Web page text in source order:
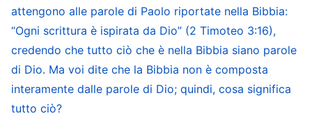
terra dopo Noè, tutto ciò che viene riportato
nell’Antico Testamento riguarda il lavoro svolto in
Israele. Come mai non vi è documentata alcuna
opera al di fuori di Israele? Perché questa terra è
la culla del genere umano. In principio, non
attengono alle parole di Paolo riportate nella Bibbia:
“Ogni scrittura è ispirata da Dio” (2 Timoteo 3:16),
credendo che tutto ciò che è nella Bibbia siano parole
di Dio. Ma voi dite che la Bibbia non è composta
interamente dalle parole di Dio; quindi, cosa significa
tutto ciò?